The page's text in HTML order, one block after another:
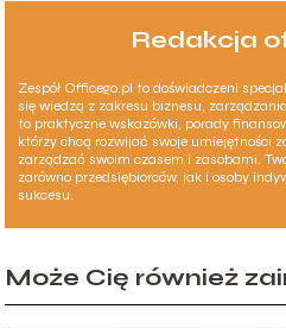
Redakcja
Zespół Officego.pl to doświadczeni
się wiedzą z zakresu biznesu,
to praktyczne wskazówki, porady
którzy chcą rozwijać swoje umiejętności
zarządzać swoim czasem i zasobami.
zarówno przedsiębiorców, jak i osoby
sukcesu.
Może Cię również